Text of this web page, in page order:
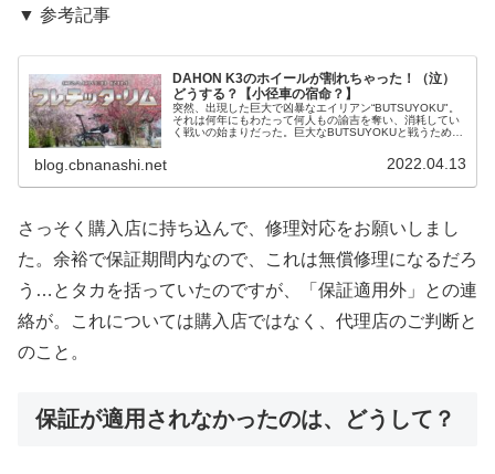
▼ 参考記事
DAHON K3のホイールが割れちゃった！（泣）
どうする？【小径車の宿命？】
突然、出現した巨大で凶暴なエイリアン“BUTSUYOKU"。
それは何年にもわたって何人もの諭吉を奪い、消耗してい
く戦いの始まりだった。巨大なBUTSUYOKUと戦うため、
blog.cbnanashi.net 2022.04.13
さっそく購入店に持ち込んで、修理対応をお願いしまし
た。余裕で保証期間内なので、これは無償修理になるだろ
う…とタカを括っていたのですが、「保証適用外」との連
絡が。これについては購入店ではなく、代理店のご判断と
のこと。
保証が適用されなかったのは、どうして？